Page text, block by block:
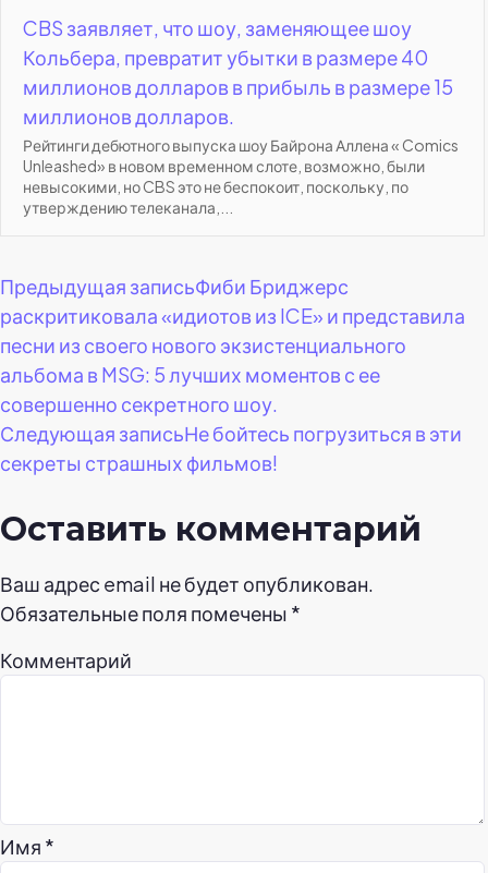
CBS заявляет, что шоу, заменяющее шоу
Кольбера, превратит убытки в размере 40
миллионов долларов в прибыль в размере 15
миллионов долларов.
Рейтинги дебютного выпуска шоу Байрона Аллена « Comics
Unleashed» в новом временном слоте, возможно, были
невысокими, но CBS это не беспокоит, поскольку, по
утверждению телеканала,...
Навигация
по
записям
Предыдущая записьФиби Бриджерс
раскритиковала «идиотов из ICE» и представила
песни из своего нового экзистенциального
альбома в MSG: 5 лучших моментов с ее
совершенно секретного шоу.
Следующая записьНе бойтесь погрузиться в эти
секреты страшных фильмов!
Оставить комментарий
Ваш адрес email не будет опубликован.
Обязательные поля помечены *
Комментарий
Имя *